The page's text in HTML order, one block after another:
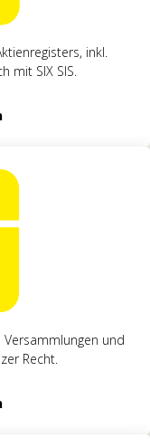
inkl.
mit SIX SIS.
und
Recht.